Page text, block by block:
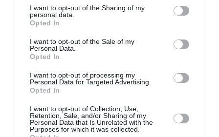
I want to opt-out of the Sharing of my
personal data.
Opted In
I want to opt-out of the Sale of my
Personal Data.
Opted In
I want to opt-out of processing my
Personal Data for Targeted Advertising.
Opted In
I want to opt-out of Collection, Use,
Retention, Sale, and/or Sharing of my
Personal Data that Is Unrelated with the
Purposes for which it was collected.
από 10€
Πληροφορίες / Κρατήσεις:
Τηλ: 241 181 3333 |kipotheatroalkazar.gr
Ακολουθήστε το Culturenow.gr στο
μάθετε πρώτοι όλες τις ειδήσεις
Πολιτισμό στοCulturenow.gr